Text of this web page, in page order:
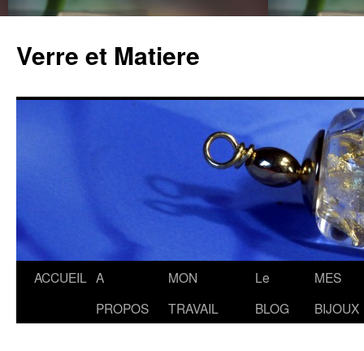
Verre et Matiere
Aller
ACCUEIL A
PROPOS
MON
TRAVAIL
Le
BLOG
MES
BIJOUX